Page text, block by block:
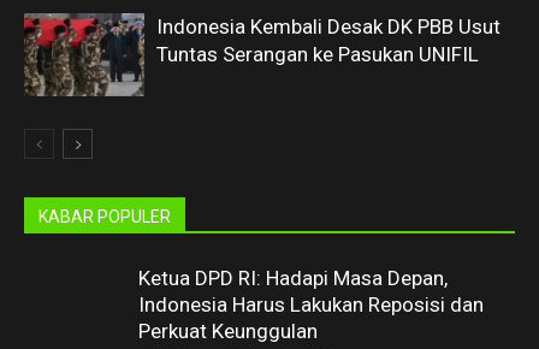
Indonesia Kembali Desak DK PBB Usut
Tuntas Serangan ke Pasukan UNIFIL
KABAR POPULER
Ketua DPD RI: Hadapi Masa Depan,
Indonesia Harus Lakukan Reposisi dan
Perkuat Keunggulan